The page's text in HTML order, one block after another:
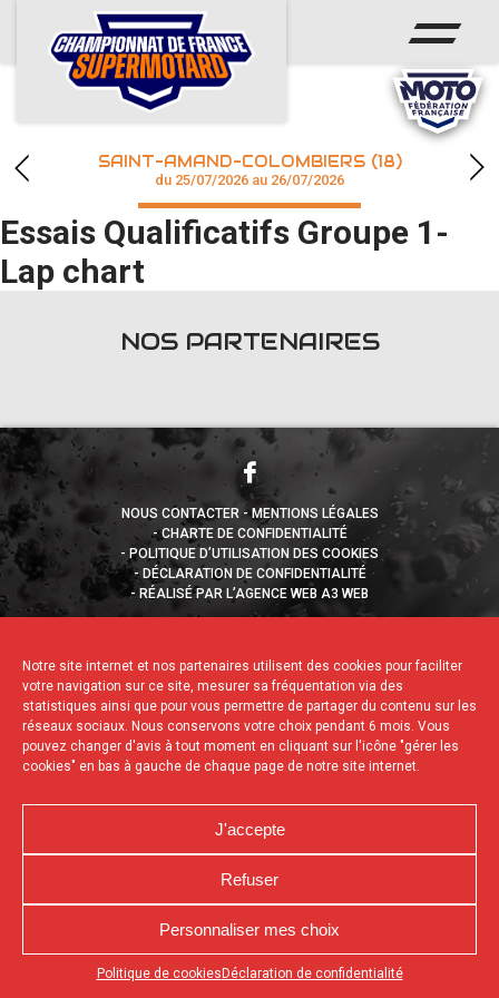
Notre site internet et nos partenaires utilisent des cookies pour faciliter
votre navigation sur ce site, mesurer sa fréquentation via des
statistiques ainsi que pour vous permettre de partager du contenu sur les
réseaux sociaux. Nous conservons votre choix pendant 6 mois. Vous
pouvez changer d'avis à tout moment en cliquant sur l'icône "gérer les
cookies" en bas à gauche de chaque page de notre site internet.
J'accepte
Refuser
Personnaliser mes choix
Politique de cookies Déclaration de confidentialité
Appuyez sur le bouton partager en bas de votre
ACCUEIL
ACTUS
CALENDRIER
CHAMPIONNAT
RÉSULTATS
PHOTOS / WEB TV
SAINT-AMAND-COLOMBIERS (18)
du 25/07/2026 au 26/07/2026
Essais Qualificatifs Groupe 1-
Lap chart
NOS PARTENAIRES
NOUS CONTACTER
MENTIONS LÉGALES
CHARTE DE CONFIDENTIALITÉ
POLITIQUE D’UTILISATION DES COOKIES
DÉCLARATION DE CONFIDENTIALITÉ
RÉALISÉ PAR L’AGENCE WEB A3 WEB